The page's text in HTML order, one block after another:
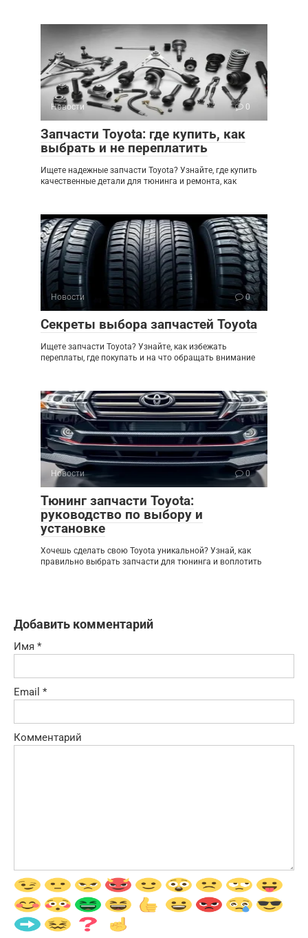
Новости 0
Запчасти Toyota: где купить, как
выбрать и не переплатить
Ищете надежные запчасти Toyota? Узнайте, где купить
качественные детали для тюнинга и ремонта, как
Новости 0
Секреты выбора запчастей Toyota
Ищете запчасти Toyota? Узнайте, как избежать
переплаты, где покупать и на что обращать внимание
Новости 0
Тюнинг запчасти Toyota:
руководство по выбору и
установке
Хочешь сделать свою Toyota уникальной? Узнай, как
правильно выбрать запчасти для тюнинга и воплотить
Добавить комментарий
Имя *
Email *
Комментарий